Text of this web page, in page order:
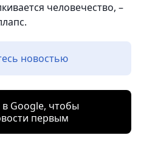
человечество, –
новостью
Google, чтобы
первым